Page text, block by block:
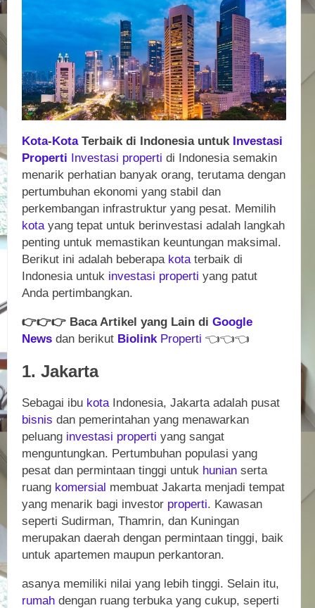
Kota-KotaTerbaik di Indonesia untuk Investasi
Properti Investasi properti di Indonesia semakin
menarik perhatian banyak orang, terutama dengan
pertumbuhan ekonomi yang stabil dan
perkembangan infrastruktur yang pesat. Memilih
kota yang tepat untuk berinvestasi adalah langkah
penting untuk memastikan keuntungan maksimal.
Berikut ini adalah beberapa kota terbaik di
Indonesia untuk investasi properti yang patut
Anda pertimbangkan.
👉👉👉 Baca Artikel yang Lain di Google
News dan berikut Biolink Properti 👈👈👈
1. Jakarta
Sebagai ibu kota Indonesia, Jakarta adalah pusat
bisnis dan pemerintahan yang menawarkan
peluang investasi properti yang sangat
menguntungkan. Pertumbuhan populasi yang
pesat dan permintaan tinggi untuk hunian serta
ruang komersial membuat Jakarta menjadi tempat
yang menarik bagi investor properti. Kawasan
seperti Sudirman, Thamrin, dan Kuningan
merupakan daerah dengan permintaan tinggi, baik
untuk apartemen maupun perkantoran.
asanya memiliki nilai yang lebih tinggi. Selain itu,
rumah dengan ruang terbuka yang cukup, seperti